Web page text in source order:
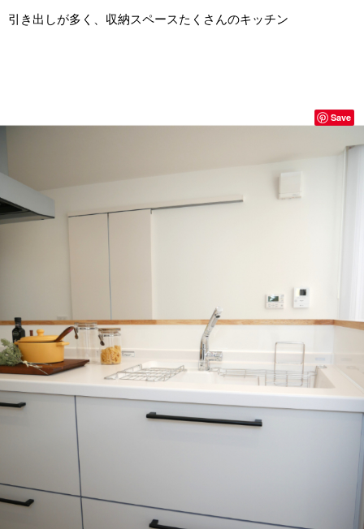
引き出しが多く、収納スペースたくさんのキッチン
Save